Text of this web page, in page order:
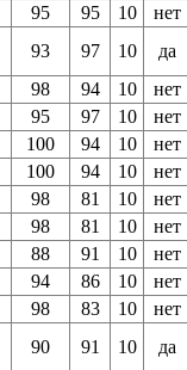
95 95 10
нет
93 97 10
да
98 94 10
нет
95 97 10
нет
100 94 10
нет
100 94 10
нет
98 81 10
нет
98 81 10
нет
88 91 10
нет
94 86 10
нет
98 83 10
нет
90 91 10
да